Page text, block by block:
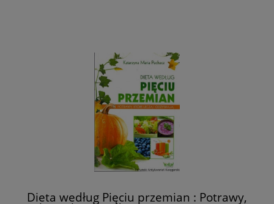
Dieta według Pięciu przemian : Potrawy,